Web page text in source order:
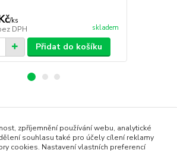
/ks
DPH skladem
Přidat do košíku
zpříjemnění používání webu, analytické
souhlasu také pro účely cílení reklamy
cookies. Nastavení vlastních preferencí